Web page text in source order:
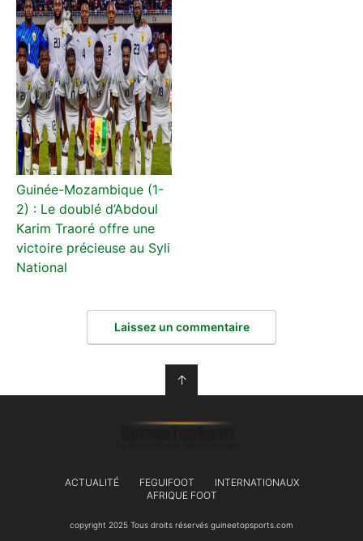
Guinée-Mozambique (1-
2) : Le doublé d’Abdoul
Karim Traoré offre une
victoire précieuse au Syli
National
Laissez un commentaire
↑
ACTUALITÉ FEGUIFOOT
INTERNATIONAUX
AFRIQUE FOOT
copyright 2025 Tous droits réservés guineetopsports.com